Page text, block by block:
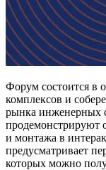
Форум состоится в
комплексов и
рынка инженерных
продемонстрируют
и монтажа в
предусматривает
которых можно